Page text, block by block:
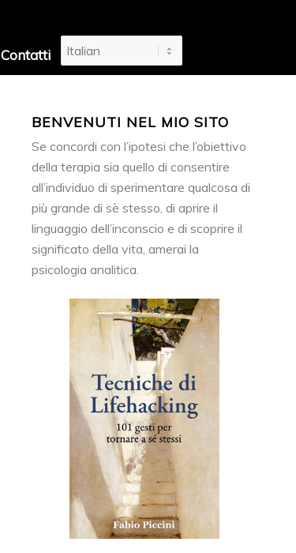
Contatti
BENVENUTI NEL MIO SITO
Se concordi con l’ipotesi che l’obiettivo
della terapia sia quello di consentire
all’individuo di sperimentare qualcosa di
più grande di sè stesso, di aprire il
linguaggio dell’inconscio e di scoprire il
significato della vita, amerai la
psicologia analitica.